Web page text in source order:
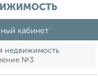
кабинет
недвижимость
№3